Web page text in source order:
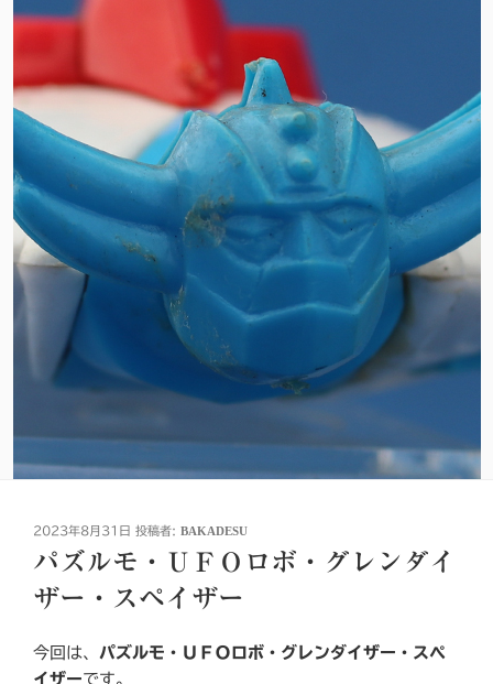
投
日:
2023年8月31日 投稿者: BAKADESU
パズルモ・ＵＦＯロボ・グレンダイ
ザー・スペイザー
今回は、 パズルモ・ＵＦＯロボ・グレンダイザー・スペ
イザーです。